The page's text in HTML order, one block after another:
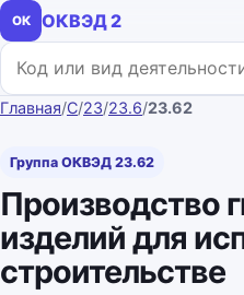
ОК
ОКВЭД 2
Поиск по коду или названию
Главная/C/23/23.6/23.62
Группа ОКВЭД 23.62
Производство
изделий для
строительстве